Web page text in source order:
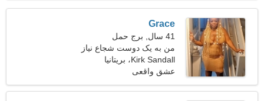
Grace
41 سال, برج حمل
من به یک دوست شجاع نیاز
دارم تا با هم اسکی کنیم
Kirk Sandall، بریتانیا
عشق واقعی